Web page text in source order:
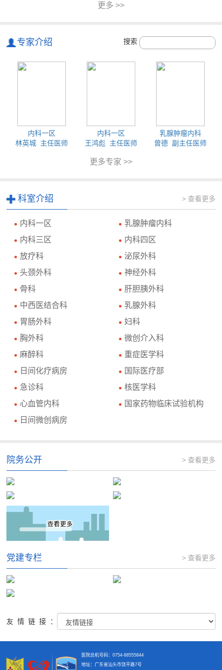
更多 >>
专家介绍 搜索
内科一区
林英城 主任医师
内科一区
王鸿彪 主任医师
乳腺肿瘤内科
曾德 副主任医师
更多专家 >>
科室介绍 > 查看更多
● 内科一区 ● 乳腺肿瘤内科
● 内科三区 ● 内科四区
● 放疗科 ● 泌尿外科
● 头颈外科 ● 神经外科
● 骨科 ● 肝胆胰外科
● 中西医结合科 ● 乳腺外科
● 胃肠外科 ● 妇科
● 胸外科 ● 微创介入科
● 麻醉科 ● 重症医学科
● 日间化疗病房 ● 国际医疗部
● 急诊科 ● 核医学科
● 心血管内科 ● 国家药物临床试验机构
● 日间微创病房
院务公开 > 查看更多
党建专栏 > 查看更多
友情链接：
医院总机号码：0754-88555844
地址：广东省汕头市饶平路7号